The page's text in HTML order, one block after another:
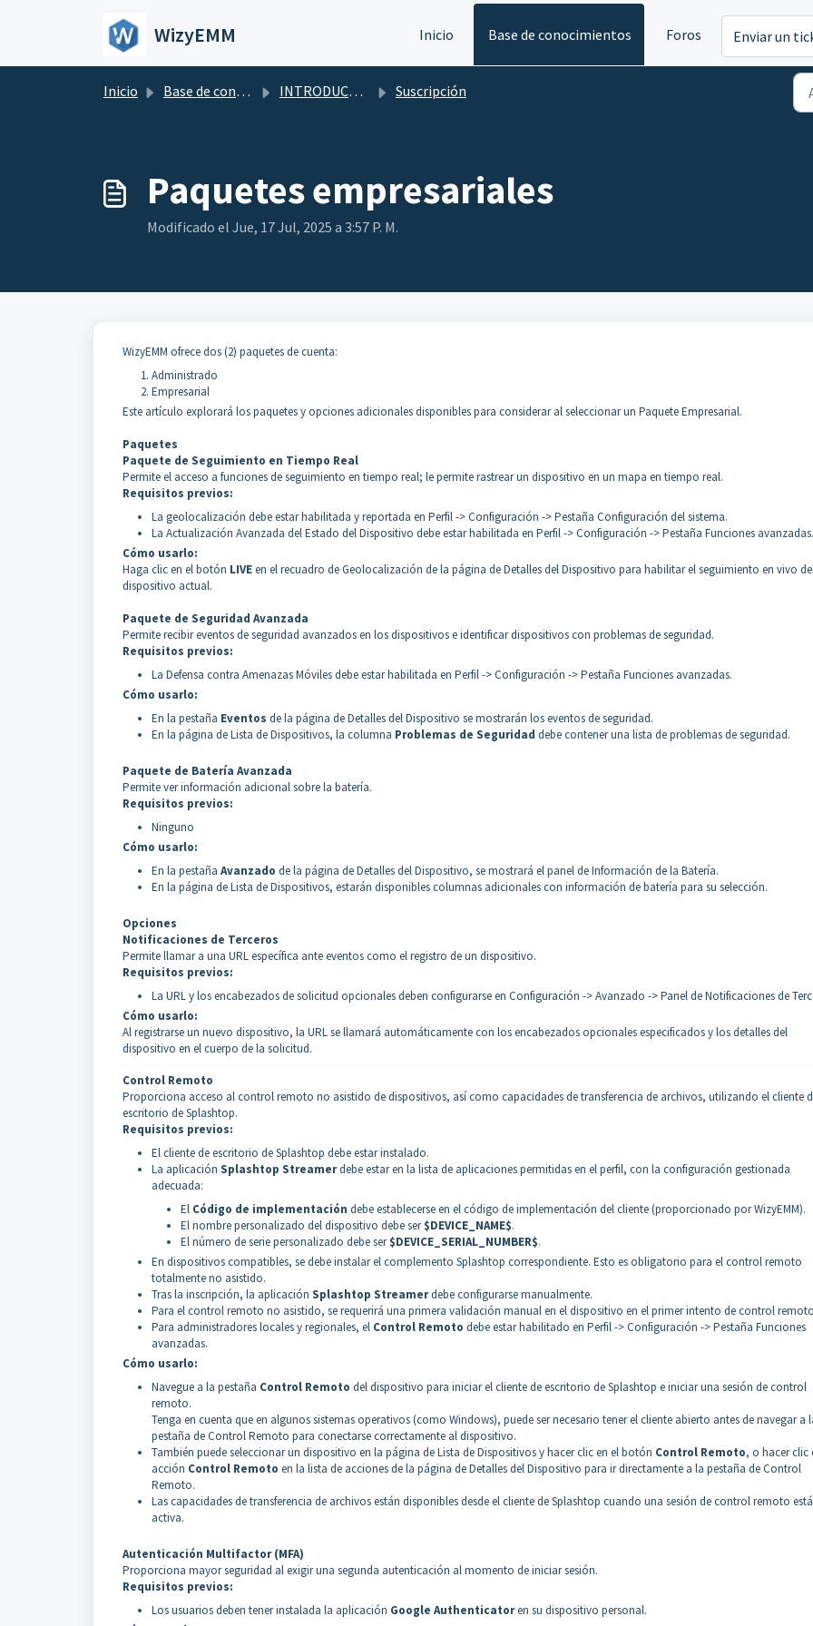
WizyEMM Inicio Base de conocimientos Foros Enviar un
Inicio Base de conocimientos INTRODUCCIÓN Suscripción
Paquetes empresariales
Modificado el Jue, 17 Jul, 2025 a 3:57 P. M.
WizyEMM ofrece dos (2) paquetes de cuenta:
Administrado
Empresarial
Este artículo explorará los paquetes y opciones adicionales disponibles para considerar al seleccionar un Paquete Empresarial.
Paquetes
Paquete de Seguimiento en Tiempo Real
Permite el acceso a funciones de seguimiento en tiempo real; le permite rastrear un dispositivo en un mapa en tiempo real.
Requisitos previos:
La geolocalización debe estar habilitada y reportada en Perfil -> Configuración -> Pestaña Configuración del sistema.
La Actualización Avanzada del Estado del Dispositivo debe estar habilitada en Perfil -> Configuración -> Pestaña Funciones avanzadas.
Cómo usarlo:
Haga clic en el botón LIVEen el recuadro de Geolocalización de la página de Detalles del Dispositivo para habilitar el seguimiento en vivo
dispositivo actual.
Paquete de Seguridad Avanzada
Permite recibir eventos de seguridad avanzados en los dispositivos e identificar dispositivos con problemas de seguridad.
Requisitos previos:
La Defensa contra Amenazas Móviles debe estar habilitada en Perfil -> Configuración -> Pestaña Funciones avanzadas.
Cómo usarlo:
En la pestaña Eventos de la página de Detalles del Dispositivo se mostrarán los eventos de seguridad.
En la página de Lista de Dispositivos, la columna Problemas de Seguridad debe contener una lista de problemas de seguridad.
Paquete de Batería Avanzada
Permite ver información adicional sobre la batería.
Requisitos previos:
Ninguno
Cómo usarlo:
En la pestaña Avanzado de la página de Detalles del Dispositivo, se mostrará el panel de Información de la Batería.
En la página de Lista de Dispositivos, estarán disponibles columnas adicionales con información de batería para su selección.
Opciones
Notificaciones de Terceros
Permite llamar a una URL específica ante eventos como el registro de un dispositivo.
Requisitos previos:
La URL y los encabezados de solicitud opcionales deben configurarse en Configuración -> Avanzado -> Panel de Notificaciones de
Cómo usarlo:
Al registrarse un nuevo dispositivo, la URL se llamará automáticamente con los encabezados opcionales especificados y los detalles del
dispositivo en el cuerpo de la solicitud.
Control Remoto
Proporciona acceso al control remoto no asistido de dispositivos, así como capacidades de transferencia de archivos, utilizando el cliente
escritorio de Splashtop.
Requisitos previos:
El cliente de escritorio de Splashtop debe estar instalado.
La aplicación Splashtop Streamerdebe estar en la lista de aplicaciones permitidas en el perfil, con la configuración gestionada
adecuada:
El Código de implementación debe establecerse en el código de implementación del cliente (proporcionado por WizyEMM).
El nombre personalizado del dispositivo debe ser$DEVICE_NAME$.
El número de serie personalizado debe ser$DEVICE_SERIAL_NUMBER$.
En dispositivos compatibles, se debe instalar el complemento Splashtop correspondiente. Esto es obligatorio para el control remoto
totalmente no asistido.
Tras la inscripción, la aplicación Splashtop Streamerdebe configurarse manualmente.
Para el control remoto no asistido, se requerirá una primera validación manual en el dispositivo en el primer intento de control
Para administradores locales y regionales, el Control Remoto debe estar habilitado en Perfil -> Configuración -> Pestaña Funciones
avanzadas.
Cómo usarlo:
Navegue a la pestaña Control Remoto del dispositivo para iniciar el cliente de escritorio de Splashtop e iniciar una sesión de control
remoto.
Tenga en cuenta que en algunos sistemas operativos (como Windows), puede ser necesario tener el cliente abierto antes de navegar a
pestaña de Control Remoto para conectarse correctamente al dispositivo.
También puede seleccionar un dispositivo en la página de Lista de Dispositivos y hacer clic en el botón Control Remoto, o hacer clic
acción Control Remoto en la lista de acciones de la página de Detalles del Dispositivo para ir directamente a la pestaña de Control
Remoto.
Las capacidades de transferencia de archivos están disponibles desde el cliente de Splashtop cuando una sesión de control remoto está
activa.
Autenticación Multifactor (MFA)
Proporciona mayor seguridad al exigir una segunda autenticación al momento de iniciar sesión.
Requisitos previos:
Los usuarios deben tener instalada la aplicación Google Authenticatoren su dispositivo personal.